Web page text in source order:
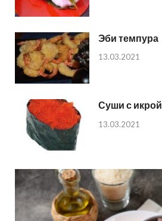
Эби темпура
13.03.2021
Суши с икрой
13.03.2021